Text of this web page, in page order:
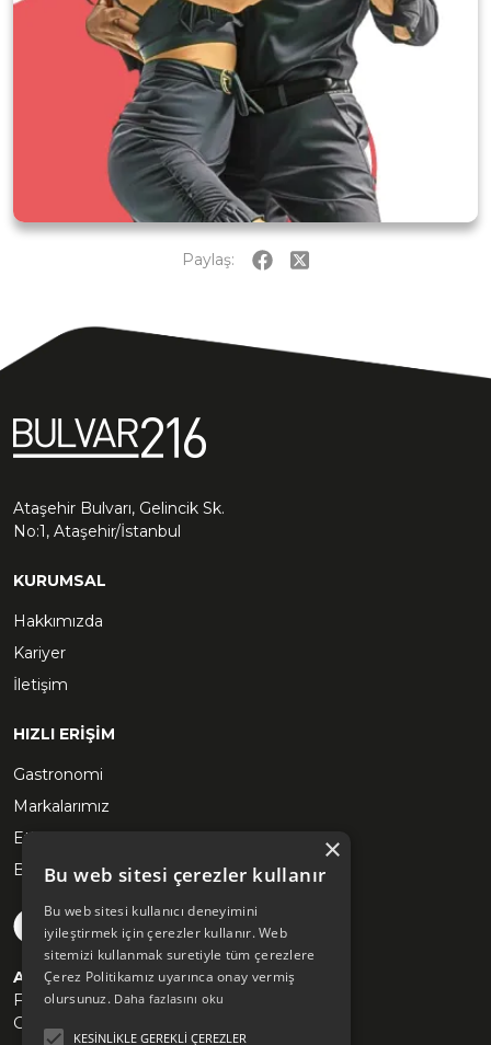
Paylaş:
Ataşehir Bulvarı, Gelincik Sk.
No:1, Ataşehir/İstanbul
KURUMSAL
Hakkımızda
Kariyer
İletişim
HIZLI ERİŞİM
Gastronomi
Markalarımız
Etkinlikler
Blog
Akyön Mülk Yönetimi Siteleri
Fişekhane
Grand Pera
×
Bu web sitesi çerezler kullanır
Bu web sitesi kullanıcı deneyimini
iyileştirmek için çerezler kullanır. Web
sitemizi kullanmak suretiyle tüm çerezlere
Çerez Politikamız uyarınca onay vermiş
olursunuz. Daha fazlasını oku
KESINLIKLE GEREKLI ÇEREZLER